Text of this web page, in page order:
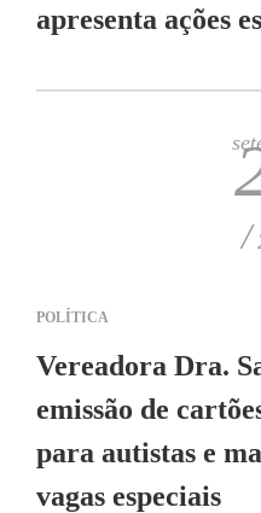
apresenta ações
/
POLÍTICA
Vereadora Dra.
emissão de
para autistas e
vagas especiais